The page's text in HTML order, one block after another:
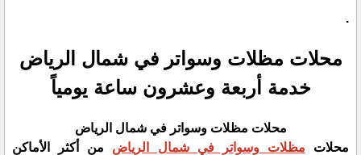
.
محلات مظلات وسواتر في شمال الرياض
خدمة أربعة وعشرون ساعة يومياً
محلات مظلات وسواتر في شمال الرياض
محلات مظلات وسواتر في شمال الرياض من أكثر الأماكن